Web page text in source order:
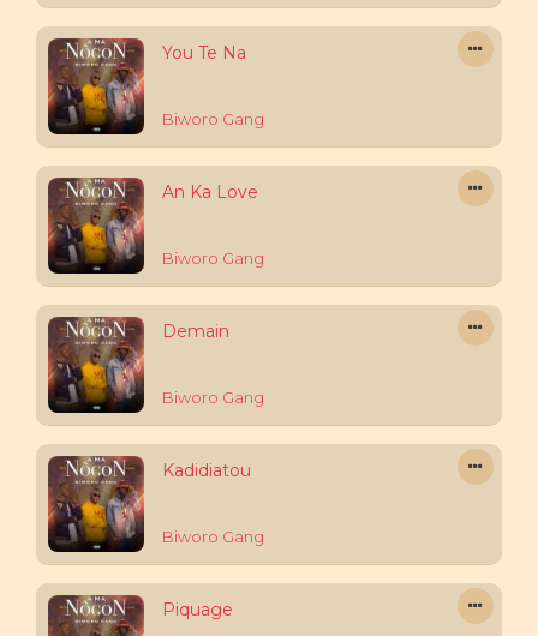
You Te Na
Biworo Gang
An Ka Love
Biworo Gang
Demain
Biworo Gang
Kadidiatou
Biworo Gang
Piquage